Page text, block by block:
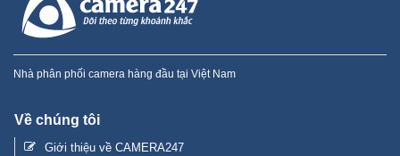
Nhà phân phối camera hàng đầu tại Việt Nam
Về chúng tôi
Giới thiệu về CAMERA247